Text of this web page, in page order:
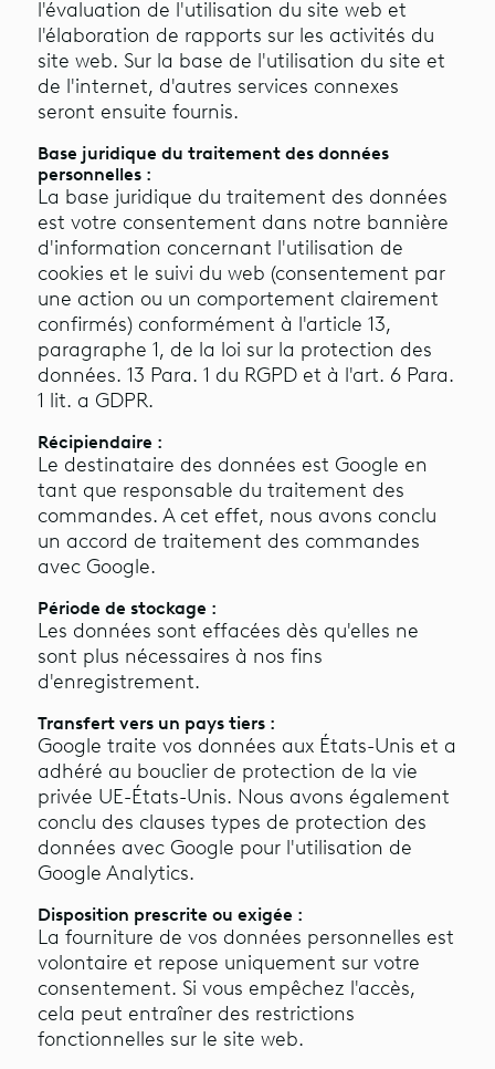
l'évaluation de l'utilisation du site web et
l'élaboration de rapports sur les activités du
site web. Sur la base de l'utilisation du site et
de l'internet, d'autres services connexes
seront ensuite fournis.
Base juridique du traitement des données
personnelles :
La base juridique du traitement des données
est votre consentement dans notre bannière
d'information concernant l'utilisation de
cookies et le suivi du web (consentement par
une action ou un comportement clairement
confirmés) conformément à l'article 13,
paragraphe 1, de la loi sur la protection des
données. 13 Para. 1 du RGPD et à l'art. 6 Para.
1 lit. a GDPR.
Récipiendaire :
Le destinataire des données est Google en
tant que responsable du traitement des
commandes. A cet effet, nous avons conclu
un accord de traitement des commandes
avec Google.
Période de stockage :
Les données sont effacées dès qu'elles ne
sont plus nécessaires à nos fins
d'enregistrement.
Transfert vers un pays tiers :
Google traite vos données aux États-Unis et a
adhéré au bouclier de protection de la vie
privée UE-États-Unis. Nous avons également
conclu des clauses types de protection des
données avec Google pour l'utilisation de
Google Analytics.
Disposition prescrite ou exigée :
La fourniture de vos données personnelles est
volontaire et repose uniquement sur votre
consentement. Si vous empêchez l'accès,
cela peut entraîner des restrictions
fonctionnelles sur le site web.